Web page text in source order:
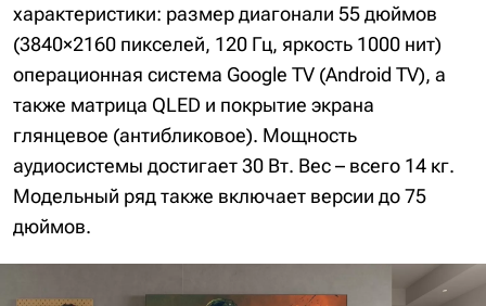
характеристики: размер диагонали 55 дюймов
(3840×2160 пикселей, 120 Гц, яркость 1000 нит)
операционная система Google TV (Android TV), а
также матрица QLED и покрытие экрана
глянцевое (антибликовое). Мощность
аудиосистемы достигает 30 Вт. Вес – всего 14 кг.
Модельный ряд также включает версии до 75
дюймов.